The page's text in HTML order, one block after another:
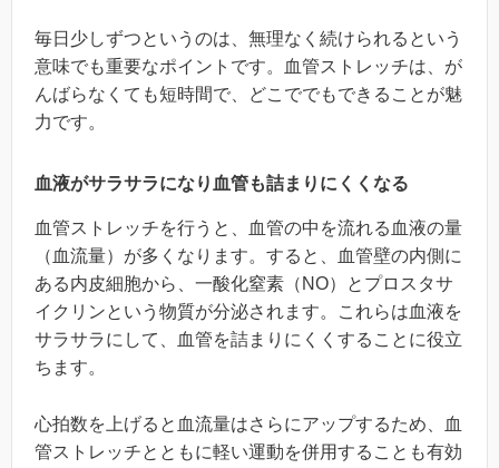
毎日少しずつというのは、無理なく続けられるという
意味でも重要なポイントです。血管ストレッチは、が
んばらなくても短時間で、どこででもできることが魅
力です。
血液がサラサラになり血管も詰まりにくくなる
血管ストレッチを行うと、血管の中を流れる血液の量
（血流量）が多くなります。すると、血管壁の内側に
ある内皮細胞から、一酸化窒素（NO）とプロスタサ
イクリンという物質が分泌されます。これらは血液を
サラサラにして、血管を詰まりにくくすることに役立
ちます。
心拍数を上げると血流量はさらにアップするため、血
管ストレッチとともに軽い運動を併用することも有効